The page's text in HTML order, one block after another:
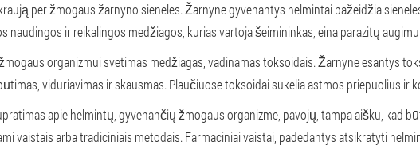
per žmogaus žarnyno sieneles. Žarnyne gyvenantys helmintai pažeidžia
naudingos ir reikalingos medžiagos, kurias vartoja šeimininkas, eina parazitų
organizmui svetimas medžiagas, vadinamas toksoidais. Žarnyne esantys
viduriavimas ir skausmas. Plaučiuose toksoidai sukelia astmos priepuolius ir
apie helmintų, gyvenančių žmogaus organizme, pavojų, tampa aišku, kad
vaistais arba tradiciniais metodais. Farmaciniai vaistai, padedantys atsikratyti